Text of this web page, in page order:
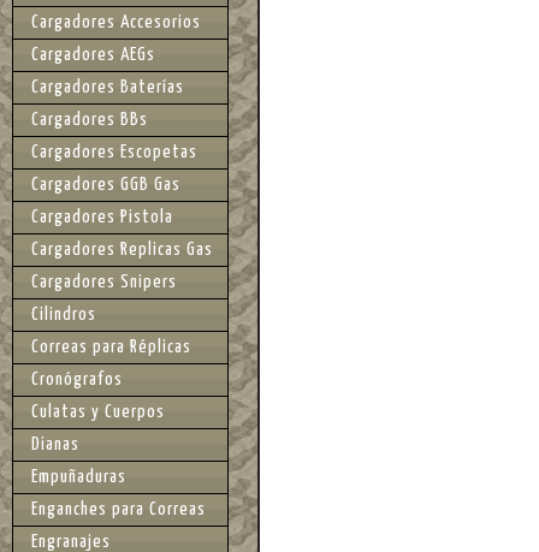
Cargadores Accesorios
Cargadores AEGs
Cargadores Baterías
Cargadores BBs
Cargadores Escopetas
Cargadores GGB Gas
Cargadores Pistola
Cargadores Replicas Gas
Cargadores Snipers
Cilindros
Correas para Réplicas
Cronógrafos
Culatas y Cuerpos
Dianas
Empuñaduras
Enganches para Correas
Engranajes